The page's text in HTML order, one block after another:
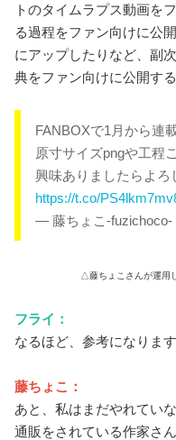
トのタイムラプス動画を
る過程をファン向けに公
にアップしたりなど、副
典をファン向けに公開す
FANBOXで1月から連
原寸サイズpngや工程
興味ありましたらよろ
https://t.co/
— 藤ちょこ-fuzichoco-
△藤ちょこさんが運用
フライ：
なるほど、参考になりま
藤ちょこ：
あと、私はまだやれてい
通販をされている作家さ